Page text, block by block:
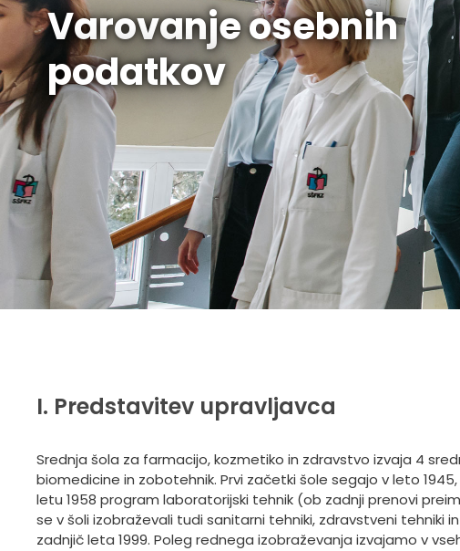
Varovanje osebnih
podatkov
I. Predstavitev upravljavca
Srednja šola za farmacijo, kozmetiko in zdravstvo izvaja 4
biomedicine in zobotehnik. Prvi začetki šole segajo v leto
letu 1958 program laboratorijski tehnik (ob zadnji prenovi
se v šoli izobraževali tudi sanitarni tehniki, zdravstveni tehniki
zadnjič leta 1999. Poleg rednega izobraževanja izvajamo v